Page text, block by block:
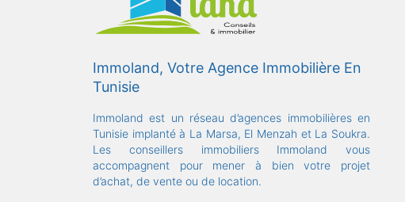
Immoland, Votre Agence Immobilière En
Tunisie
Immoland est un réseau d’agences immobilières en
Tunisie implanté à La Marsa, El Menzah et La Soukra.
Les conseillers immobiliers Immoland vous
accompagnent pour mener à bien votre projet
d’achat, de vente ou de location.